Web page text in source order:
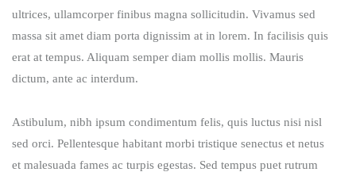
ultrices, ullamcorper finibus magna sollicitudin. Vivamus sed
massa sit amet diam porta dignissim at in lorem. In facilisis quis
erat at tempus. Aliquam semper diam mollis mollis. Mauris
dictum, ante ac interdum.
Astibulum, nibh ipsum condimentum felis, quis luctus nisi nisl
sed orci. Pellentesque habitant morbi tristique senectus et netus
et malesuada fames ac turpis egestas. Sed tempus puet rutrum